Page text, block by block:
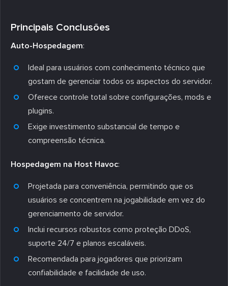
Principais Conclusões
Auto-Hospedagem:
Ideal para usuários com conhecimento técnico que
gostam de gerenciar todos os aspectos do servidor.
Oferece controle total sobre configurações, mods e
plugins.
Exige investimento substancial de tempo e
compreensão técnica.
Hospedagem na Host Havoc:
Projetada para conveniência, permitindo que os
usuários se concentrem na jogabilidade em vez do
gerenciamento de servidor.
Inclui recursos robustos como proteção DDoS,
suporte 24/7 e planos escaláveis.
Recomendada para jogadores que priorizam
confiabilidade e facilidade de uso.